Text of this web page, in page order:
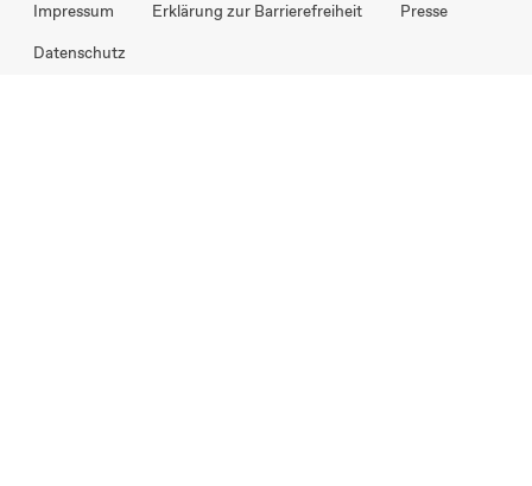
Impressum Erklärung zur Barrierefreiheit
Presse
Datenschutz